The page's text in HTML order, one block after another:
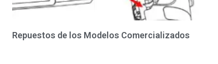
Repuestos de los Modelos Comercializados